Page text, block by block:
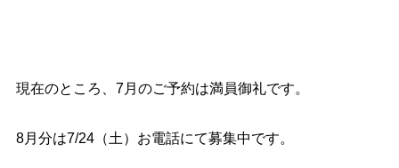
現在のところ、7月のご予約は満員御礼です。
8月分は7/24（土）お電話にて募集中です。